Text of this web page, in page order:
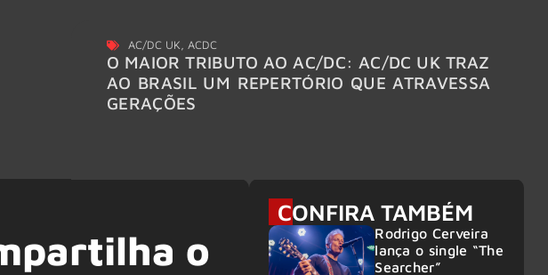
AC/DC UK,ACDC
O MAIOR TRIBUTO AO AC/DC: AC/DC UK TRAZ
AO BRASIL UM REPERTÓRIO QUE ATRAVESSA
GERAÇÕES
o
CONFIRA TAMBÉM
Rodrigo Cerveira
lança o single “The
Searcher”